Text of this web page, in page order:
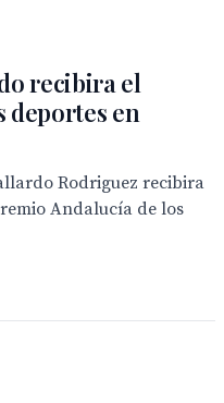
recibira el
deportes en
Rodriguez recibira
Andalucía de los